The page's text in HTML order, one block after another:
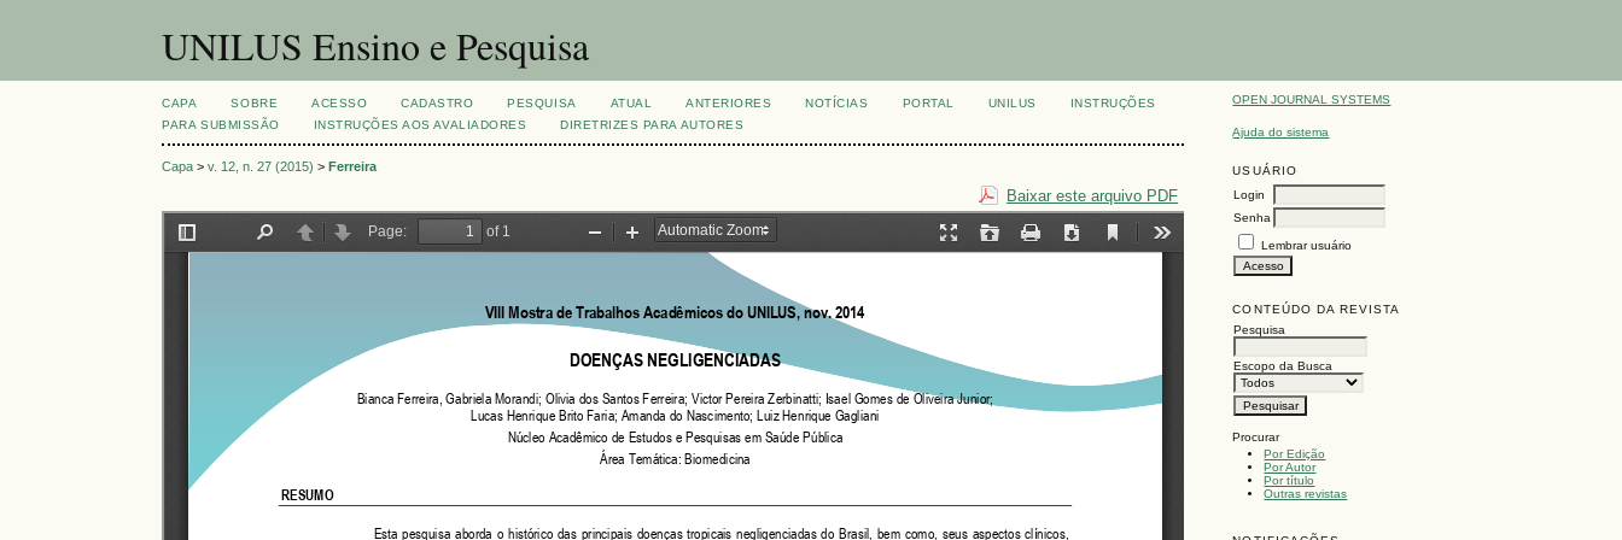
UNILUS Ensino e Pesquisa
OPEN JOURNAL SYSTEMS
Ajuda do sistema
USUÁRIO
Login
Senha
Lembrar usuário
CONTEÚDO DA REVISTA
Pesquisa
Escopo da Busca
Procurar
Por Edição
Por Autor
Por título
Outras revistas
CAPA SOBRE ACESSO CADASTRO PESQUISA ATUAL ANTERIORES NOTÍCIAS PORTAL UNILUS
INSTRUÇÕES
PARA SUBMISSÃO
INSTRUÇÕES AOS AVALIADORES DIRETRIZES PARA AUTORES
Capa >v. 12, n. 27 (2015) >Ferreira
Baixar este arquivo PDF